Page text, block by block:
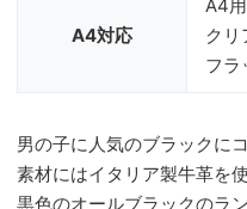
A4対応
A4
ク
フラ
男の子に人気のブラックに
素材にはイタリア製牛革を
黒色のオールブラックのラ